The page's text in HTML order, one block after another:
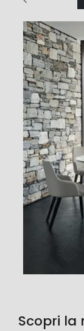
Scopri la